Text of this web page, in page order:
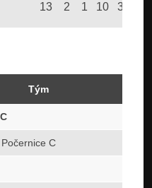
13 2 1 10 36
Tým
C